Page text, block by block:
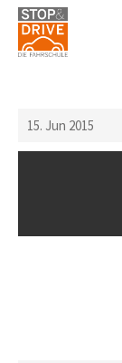
15. Jun 2015